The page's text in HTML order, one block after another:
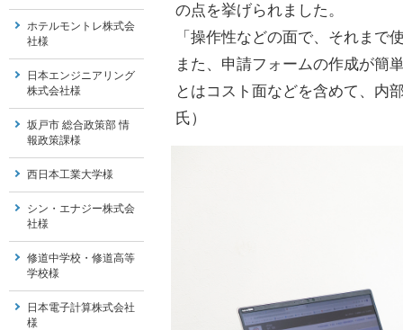
の点を挙げられました。
「操作性などの面で、それまで
また、申請フォームの作成が簡
とはコスト面などを含めて、内
氏）
ホテルモントレ株式会
社様
日本エンジニアリング
株式会社様
坂戸市 総合政策部 情
報政策課様
西日本工業大学様
シン・エナジー株式会
社様
修道中学校・修道高等
学校様
日本電子計算株式会社
様